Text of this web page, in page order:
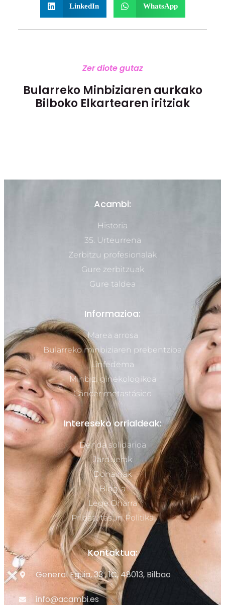
LinkedIn WhatsApp
Zer diote gutaz
Bularreko Minbiziaren aurkako
Bilboko Elkartearen iritziak
Acambi:
Historia
35. Urteurrena
Zerbitzu profesionalak
Gure zerbitzuak
Gure taldea
Informazioa:
Marea arrosa
Bularreko minbiziaren prebentzioa
Linfedema
Minbizi ginekologikoa
Cáncer metastásico
Intereseko orrialdeak:
Denda solidarioa
Jarduerak
Dohainak
Blog-a
Lege Oharra
Pribatutasun Politika
Kontaktua:
General Eguia, 33 , 1C, 48013, Bilbao
info@acambi.es